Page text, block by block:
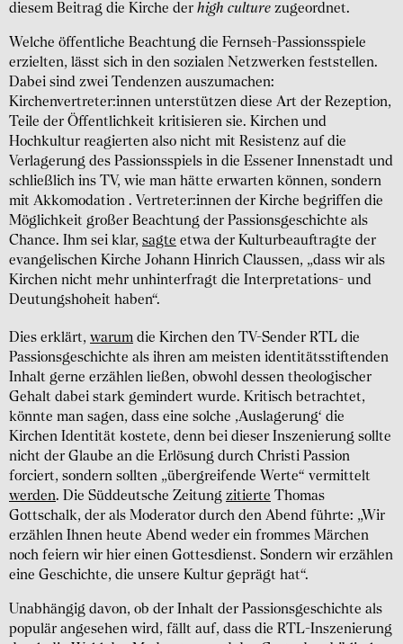
diesem Beitrag die Kirche der high culture zugeordnet.
Welche öffentliche Beachtung die Fernseh-Passionsspiele
erzielten, lässt sich in den sozialen Netzwerken feststellen.
Dabei sind zwei Tendenzen auszumachen:
Kirchenvertreter:innen unterstützen diese Art der Rezeption,
Teile der Öffentlichkeit kritisieren sie. Kirchen und
Hochkultur reagierten also nicht mit Resistenz auf die
Verlagerung des Passionsspiels in die Essener Innenstadt und
schließlich ins TV, wie man hätte erwarten können, sondern
mit Akkomodation . Vertreter:innen der Kirche begriffen die
Möglichkeit großer Beachtung der Passionsgeschichte als
Chance. Ihm sei klar, sagte etwa der Kulturbeauftragte der
evangelischen Kirche Johann Hinrich Claussen, „dass wir als
Kirchen nicht mehr unhinterfragt die Interpretations- und
Deutungshoheit haben“.
Dies erklärt, warum die Kirchen den TV-Sender RTL die
Passionsgeschichte als ihren am meisten identitätsstiftenden
Inhalt gerne erzählen ließen, obwohl dessen theologischer
Gehalt dabei stark gemindert wurde. Kritisch betrachtet,
könnte man sagen, dass eine solche ‚Auslagerung‘ die
Kirchen Identität kostete, denn bei dieser Inszenierung sollte
nicht der Glaube an die Erlösung durch Christi Passion
forciert, sondern sollten „übergreifende Werte“ vermittelt
werden. Die Süddeutsche Zeitung zitierte Thomas
Gottschalk, der als Moderator durch den Abend führte: „Wir
erzählen Ihnen heute Abend weder ein frommes Märchen
noch feiern wir hier einen Gottesdienst. Sondern wir erzählen
eine Geschichte, die unsere Kultur geprägt hat“.
Unabhängig davon, ob der Inhalt der Passionsgeschichte als
populär angesehen wird, fällt auf, dass die RTL-Inszenierung